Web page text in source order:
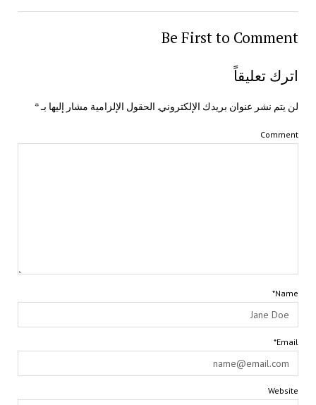
Be First to Comment
اترك تعليقاً
لن يتم نشر عنوان بريدك الإلكتروني. الحقول الإلزامية مشار إليها بـ*
Comment
Name*
Email*
Website